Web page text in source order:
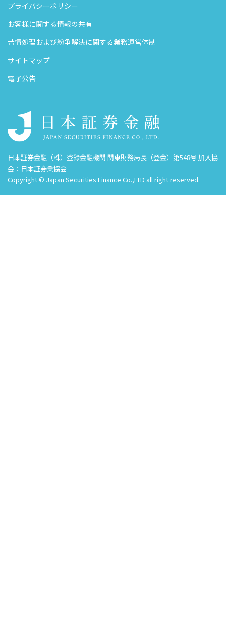
プライバシーポリシー
お客様に関する情報の共有
苦情処理および紛争解決に関する業務運営体制
サイトマップ
電子公告
日本証券金融（株）登録金融機関 関東財務局長（登金）第548号 加入協
会：日本証券業協会
Copyright © Japan Securities Finance Co.,LTD all right reserved.